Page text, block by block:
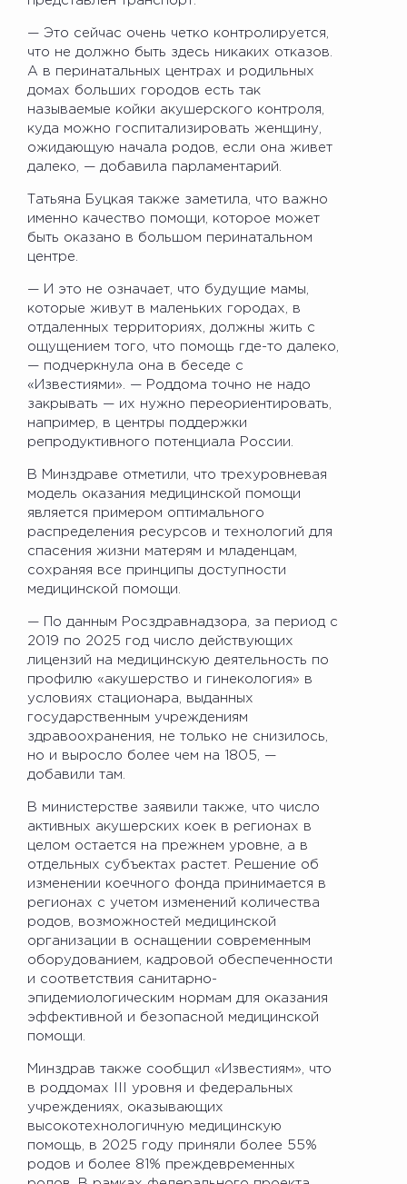
— Это сейчас очень четко контролируется,
что не должно быть здесь никаких отказов.
А в перинатальных центрах и родильных
домах больших городов есть так
называемые койки акушерского контроля,
куда можно госпитализировать женщину,
ожидающую начала родов, если она живет
далеко, — добавила парламентарий.
Татьяна Буцкая также заметила, что важно
именно качество помощи, которое может
быть оказано в большом перинатальном
центре.
— И это не означает, что будущие мамы,
которые живут в маленьких городах, в
отдаленных территориях, должны жить с
ощущением того, что помощь где-то далеко,
— подчеркнула она в беседе с
«Известиями». — Роддома точно не надо
закрывать — их нужно переориентировать,
например, в центры поддержки
репродуктивного потенциала России.
В Минздраве отметили, что трехуровневая
модель оказания медицинской помощи
является примером оптимального
распределения ресурсов и технологий для
спасения жизни матерям и младенцам,
сохраняя все принципы доступности
медицинской помощи.
— По данным Росздравнадзора, за период с
2019 по 2025 год число действующих
лицензий на медицинскую деятельность по
профилю «акушерство и гинекология» в
условиях стационара, выданных
государственным учреждениям
здравоохранения, не только не снизилось,
но и выросло более чем на 1805, —
добавили там.
В министерстве заявили также, что число
активных акушерских коек в регионах в
целом остается на прежнем уровне, а в
отдельных субъектах растет. Решение об
изменении коечного фонда принимается в
регионах с учетом изменений количества
родов, возможностей медицинской
организации в оснащении современным
оборудованием, кадровой обеспеченности
и соответствия санитарно-
эпидемиологическим нормам для оказания
эффективной и безопасной медицинской
помощи.
Минздрав также сообщил «Известиям», что
в роддомах III уровня и федеральных
учреждениях, оказывающих
высокотехнологичную медицинскую
помощь, в 2025 году приняли более 55%
родов и более 81% преждевременных